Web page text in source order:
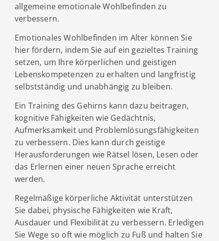
allgemeine emotionale Wohlbefinden zu
verbessern.
Emotionales Wohlbefinden im Alter können Sie
hier fördern, indem Sie auf ein gezieltes Training
setzen, um Ihre körperlichen und geistigen
Lebenskompetenzen zu erhalten und langfristig
selbstständig und unabhängig zu bleiben.
Ein Training des Gehirns kann dazu beitragen,
kognitive Fähigkeiten wie Gedächtnis,
Aufmerksamkeit und Problemlösungsfähigkeiten
zu verbessern. Dies kann durch geistige
Herausforderungen wie Rätsel lösen, Lesen oder
das Erlernen einer neuen Sprache erreicht
werden.
Regelmäßige körperliche Aktivität unterstützen
Sie dabei, physische Fähigkeiten wie Kraft,
Ausdauer und Flexibilität zu verbessern. Erledigen
Sie Wege so oft wie möglich zu Fuß und halten Sie